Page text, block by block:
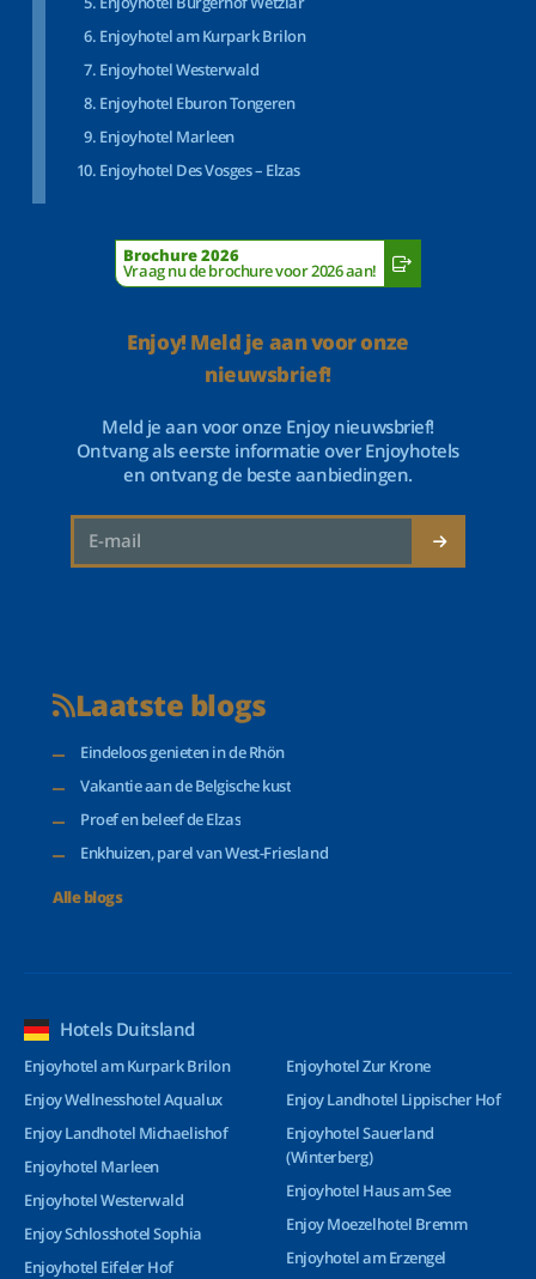
Enjoyhotel am Kurpark Brilon
Enjoyhotel Westerwald
Enjoyhotel Eburon Tongeren
Enjoyhotel Marleen
Enjoyhotel Des Vosges – Elzas
Brochure 2026
Vraag nu de brochure voor 2026 aan!
Enjoy! Meld je aan voor onze
nieuwsbrief!
Meld je aan voor onze Enjoy nieuwsbrief!
Ontvang als eerste informatie over Enjoyhotels
en ontvang de beste aanbiedingen.
Laatste blogs
Eindeloos genieten in de Rhön
Vakantie aan de Belgische kust
Proef en beleef de Elzas
Enkhuizen, parel van West-Friesland
Alle blogs
Hotels Duitsland
Enjoyhotel am Kurpark Brilon
Enjoy Wellnesshotel Aqualux
Enjoy Landhotel Michaelishof
Enjoyhotel Marleen
Enjoyhotel Westerwald
Enjoy Schlosshotel Sophia
Enjoyhotel Eifeler Hof
Enjoyhotel Zur Krone
Enjoy Landhotel Lippischer Hof
Enjoyhotel Sauerland
(Winterberg)
Enjoyhotel Haus am See
Enjoy Moezelhotel Bremm
Enjoyhotel am Erzengel